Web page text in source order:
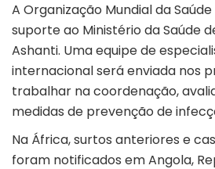
A Organização Mundial da
suporte ao Ministério da Saúde
Ashanti. Uma equipe de
internacional será enviada nos
trabalhar na coordenação,
medidas de prevenção de
Na África, surtos anteriores e
foram notificados em Angola,